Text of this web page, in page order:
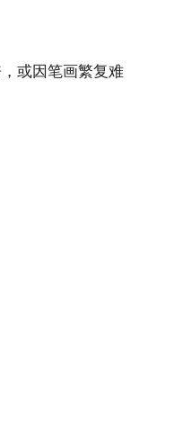
或因笔画繁复难